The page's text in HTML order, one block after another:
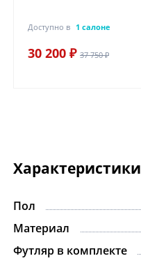
Доступно в 1 салоне
30 200 ₽ 37 750 ₽
Характеристики
Пол
Материал
Футляр в комплекте